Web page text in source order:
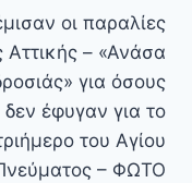
οι παραλίες
Αττικής – «Ανάσα
για όσους
δεν έφυγαν για το
του Αγίου
– ΦΩΤΟ